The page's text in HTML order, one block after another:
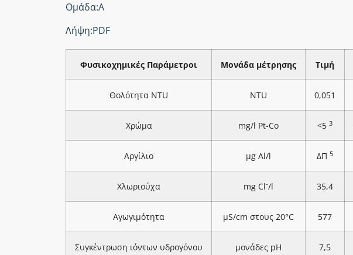
Ομάδα:Α
Λήψη:PDF
Φυσικοχημικές Παράμετροι Μονάδα μέτρησης Τιμή
Θολότητα NTU NTU 0,051
Χρώμα mg/l Pt-Co <5 3
Αργίλιο μg Al/l ΔΠ 5
Χλωριούχα mg Cl-/l 35,4
Αγωγιμότητα μS/cm στους 20°C 577
Συγκέντρωση ιόντων υδρογόνου μονάδες pH 7,5